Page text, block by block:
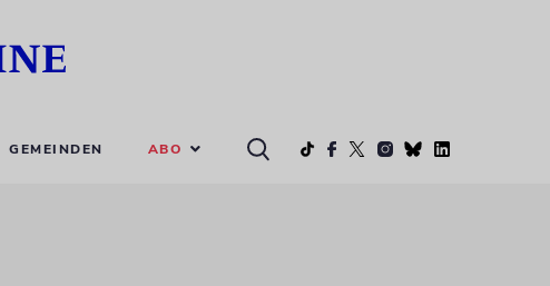
GEMEINDEN ABO